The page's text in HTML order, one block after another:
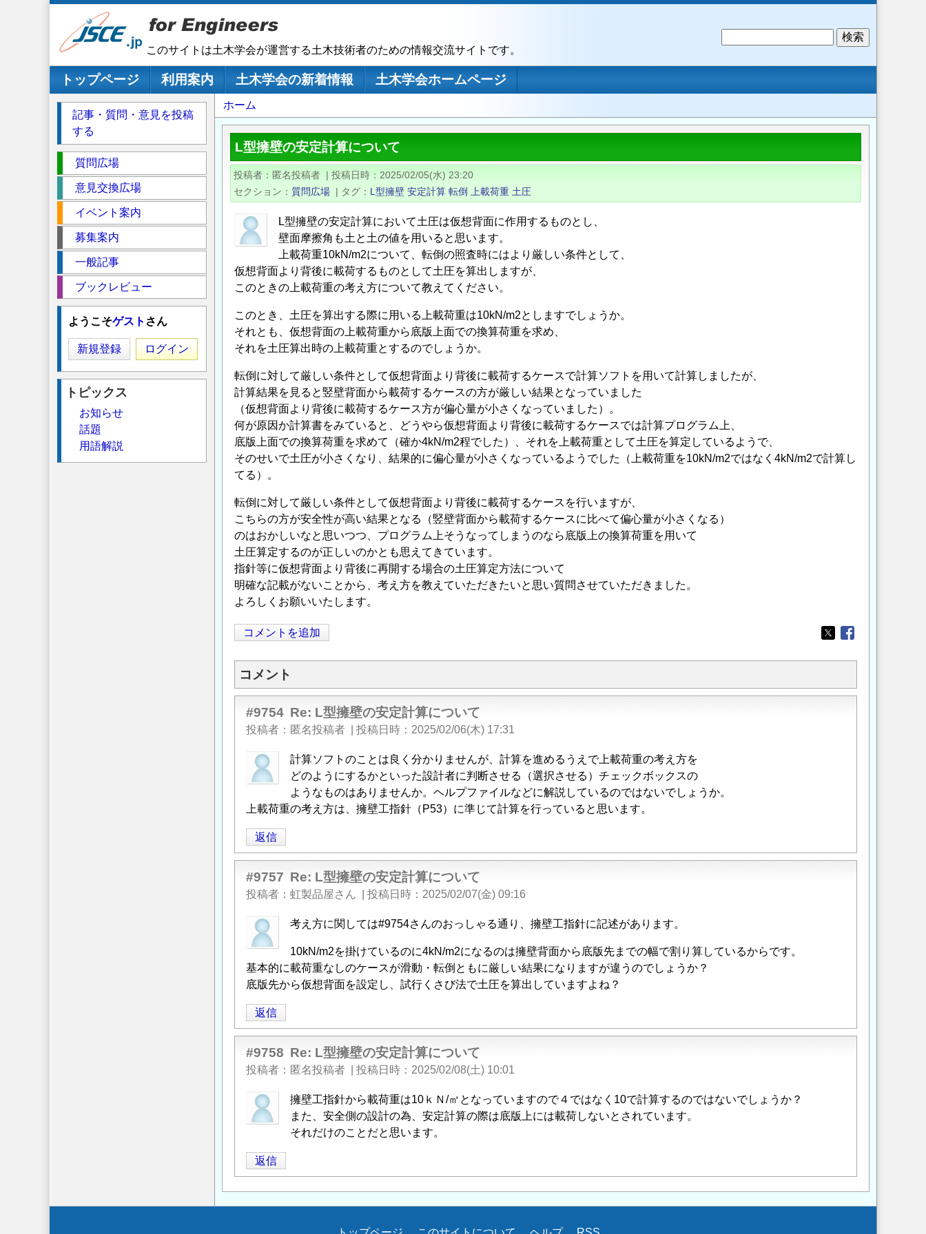
このサイトは土木学会が運営する土木技術者のための情報交流サイトです。
メインナビゲーション
トップページ 利用案内 土木学会の新着情報
土木学会ホームページ
パ
ン
く
ず
ホーム
L型擁壁の安定計算について
投稿者 匿名投稿者 | 投稿日時
2025/02/05(水) 23:20
セクション
質問広場 | タグ L型擁壁 安定計算 転倒 上載荷重 土圧
L型擁壁の安定計算において土圧は仮想背面に作用するものとし、
壁面摩擦角も土と土の値を用いると思います。
上載荷重10kN/m2について、転倒の照査時にはより厳しい条件として、
仮想背面より背後に載荷するものとして土圧を算出しますが、
このときの上載荷重の考え方について教えてください。
このとき、土圧を算出する際に用いる上載荷重は10kN/m2としますでしょうか。
それとも、仮想背面の上載荷重から底版上面での換算荷重を求め、
それを土圧算出時の上載荷重とするのでしょうか。
転倒に対して厳しい条件として仮想背面より背後に載荷するケースで計算ソフトを用いて計算しましたが、
計算結果を見ると竪壁背面から載荷するケースの方が厳しい結果となっていました
（仮想背面より背後に載荷するケース方が偏心量が小さくなっていました）。
何が原因か計算書をみていると、どうやら仮想背面より背後に載荷するケースでは計算プログラム上、
底版上面での換算荷重を求めて（確か4kN/m2程でした）、それを上載荷重として土圧を算定しているようで、
そのせいで土圧が小さくなり、結果的に偏心量が小さくなっているようでした（上載荷重を10kN/m2ではなく4kN/m2で計算し
てる）。
転倒に対して厳しい条件として仮想背面より背後に載荷するケースを行いますが、
こちらの方が安全性が高い結果となる（竪壁背面から載荷するケースに比べて偏心量が小さくなる）
のはおかしいなと思いつつ、プログラム上そうなってしまうのなら底版上の換算荷重を用いて
土圧算定するのが正しいのかとも思えてきています。
指針等に仮想背面より背後に再開する場合の土圧算定方法について
明確な記載がないことから、考え方を教えていただきたいと思い質問させていただきました。
よろしくお願いいたします。
コメントを追加
Opens in a new
Opens in a new
コメント
#9754 Re: L型擁壁の安定計算について
投稿者 匿名投稿者 投稿日時 2025/02/06(木) 17:31
計算ソフトのことは良く分かりませんが、計算を進めるうえで上載荷重の考え方を
どのようにするかといった設計者に判断させる（選択させる）チェックボックスの
ようなものはありませんか。ヘルプファイルなどに解説しているのではないでしょうか。
上載荷重の考え方は、擁壁工指針（P53）に準じて計算を行っていると思います。
返信
#9757 Re: L型擁壁の安定計算について
投稿者 虹製品屋さん 投稿日時 2025/02/07(金) 09:16
考え方に関しては#9754さんのおっしゃる通り、擁壁工指針に記述があります。
10kN/m2を掛けているのに4kN/m2になるのは擁壁背面から底版先までの幅で割り算しているからです。
基本的に載荷重なしのケースが滑動・転倒ともに厳しい結果になりますが違うのでしょうか？
底版先から仮想背面を設定し、試行くさび法で土圧を算出していますよね？
返信
#9758 Re: L型擁壁の安定計算について
投稿者 匿名投稿者 投稿日時 2025/02/08(土) 10:01
擁壁工指針から載荷重は10ｋＮ/㎡となっていますので４ではなく10で計算するのではないでしょうか？
また、安全側の設計の為、安定計算の際は底版上には載荷しないとされています。
それだけのことだと思います。
返信
記事・質問・意見を投稿
する
ク
シ
質問広場
意見交換広場
イベント案内
募集案内
一般記事
ブックレビュー
ようこそゲスト さん
新規登録 ログイン
トピックス
お知らせ
話題
用語解説